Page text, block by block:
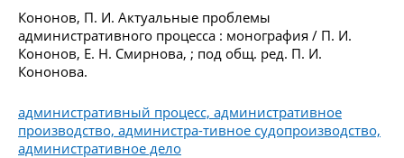
Кононов, П. И. Актуальные проблемы
административного процесса : монография / П. И.
Кононов, Е. Н. Смирнова, ; под общ. ред. П. И.
Кононова.
административный процесс, административное
производство, администра-тивное судопроизводство,
административное дело